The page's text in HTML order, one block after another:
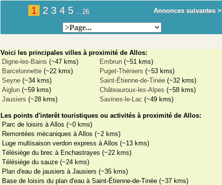
1 2 3 4 5 ...26 Annonces suivantes >
Voici les principales villes à proximité de Allos:
Digne-les-Bains (~47 kms) Embrun (~51 kms)
Barcelonnette (~22 kms) Puget-Théniers (~53 kms)
Seyne (~34 kms) Saint-Étienne-de-Tinée (~32 kms)
Aiglun (~59 kms) Châteauroux-les-Alpes (~58 kms)
Jausiers (~28 kms) Savines-le-Lac (~49 kms)
Les points d'interêt touristiques ou activités à proximité de Allos:
Parc de loisirs à Allos (~0 kms)
Remontées mécaniques à Allos (~2 kms)
Luge multisaison verdon express à Allos (~13 kms)
Télésiège du brec à Enchastrayes (~22 kms)
Télésiège du sauze (~24 kms)
Plan d'eau de jausiers à Jausiers (~35 kms)
Base de loisirs du plan d'eau à Saint-Étienne-de-Tinée (~37 kms)